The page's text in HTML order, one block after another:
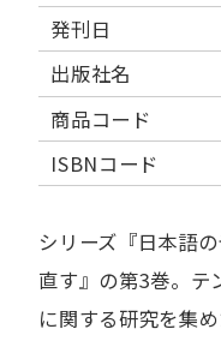
発刊日
出版社名
商品コード
ISBNコード
シリーズ『日本語
直す』の第3巻。テ
に関する研究を集